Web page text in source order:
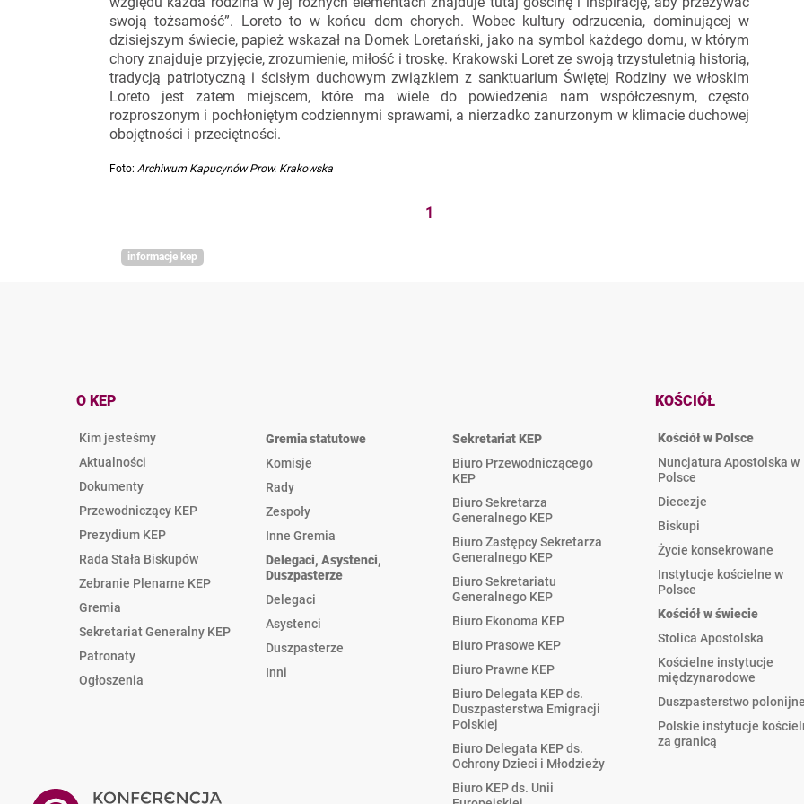
swoją tożsamość”. Loreto to w końcu dom chorych. Wobec kultury odrzucenia, dominującej w
dzisiejszym świecie, papież wskazał na Domek Loretański, jako na symbol każdego domu, w którym
chory znajduje przyjęcie, zrozumienie, miłość i troskę. Krakowski Loret ze swoją trzystuletnią historią,
tradycją patriotyczną i ścisłym duchowym związkiem z sanktuarium Świętej Rodziny we włoskim
Loreto jest zatem miejscem, które ma wiele do powiedzenia nam współczesnym, często
rozproszonym i pochłoniętym codziennymi sprawami, a nierzadko zanurzonym w klimacie duchowej
obojętności i przeciętności.
Foto: Archiwum Kapucynów Prow. Krakowska
1
informacje kep
O KEP
Kim jesteśmy
Aktualności
Dokumenty
Przewodniczący KEP
Prezydium KEP
Rada Stała Biskupów
Zebranie Plenarne KEP
Gremia
Sekretariat Generalny KEP
Patronaty
Ogłoszenia
Gremia statutowe
Komisje
Rady
Zespoły
Inne Gremia
Delegaci, Asystenci,
Duszpasterze
Delegaci
Asystenci
Duszpasterze
Inni
Sekretariat KEP
Biuro Przewodniczącego
KEP
Biuro Sekretarza
Generalnego KEP
Biuro Zastępcy Sekretarza
Generalnego KEP
Biuro Sekretariatu
Generalnego KEP
Biuro Ekonoma KEP
Biuro Prasowe KEP
Biuro Prawne KEP
Biuro Delegata KEP ds.
Duszpasterstwa Emigracji
Polskiej
Biuro Delegata KEP ds.
Ochrony Dzieci i Młodzieży
Biuro KEP ds. Unii
KOŚCIÓŁ
Kościół w Polsce
Nuncjatura Apostolska w
Polsce
Diecezje
Biskupi
Życie konsekrowane
Instytucje kościelne w
Polsce
Kościół w świecie
Stolica Apostolska
Kościelne instytucje
międzynarodowe
Duszpasterstwo polonijne
Polskie instytucje
za granicą